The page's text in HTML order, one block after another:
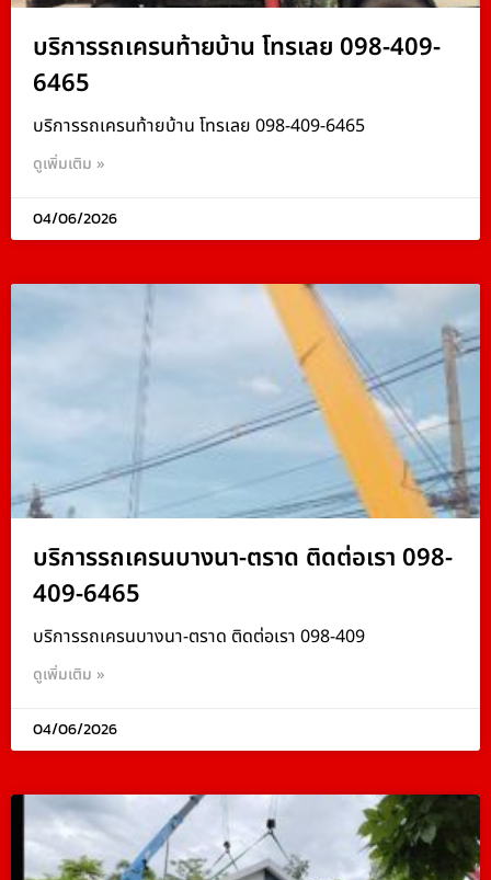
บริการรถเครนท้ายบ้าน โทรเลย 098-409-
6465
บริการรถเครนท้ายบ้าน โทรเลย 098-409-6465
ดูเพิ่มเติม »
04/06/2026
บริการรถเครนบางนา-ตราด ติดต่อเรา 098-
409-6465
บริการรถเครนบางนา-ตราด ติดต่อเรา 098-409
ดูเพิ่มเติม »
04/06/2026